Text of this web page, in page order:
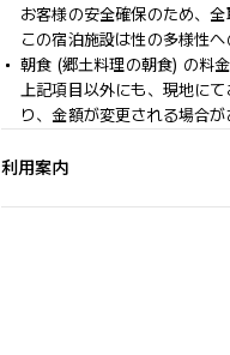
お客様の安全確保のため、
この宿泊施設は性の多様性
朝食 (郷土料理の朝食) の料
上記項目以外にも、現地に
り、金額が変更される場合が
利用案内